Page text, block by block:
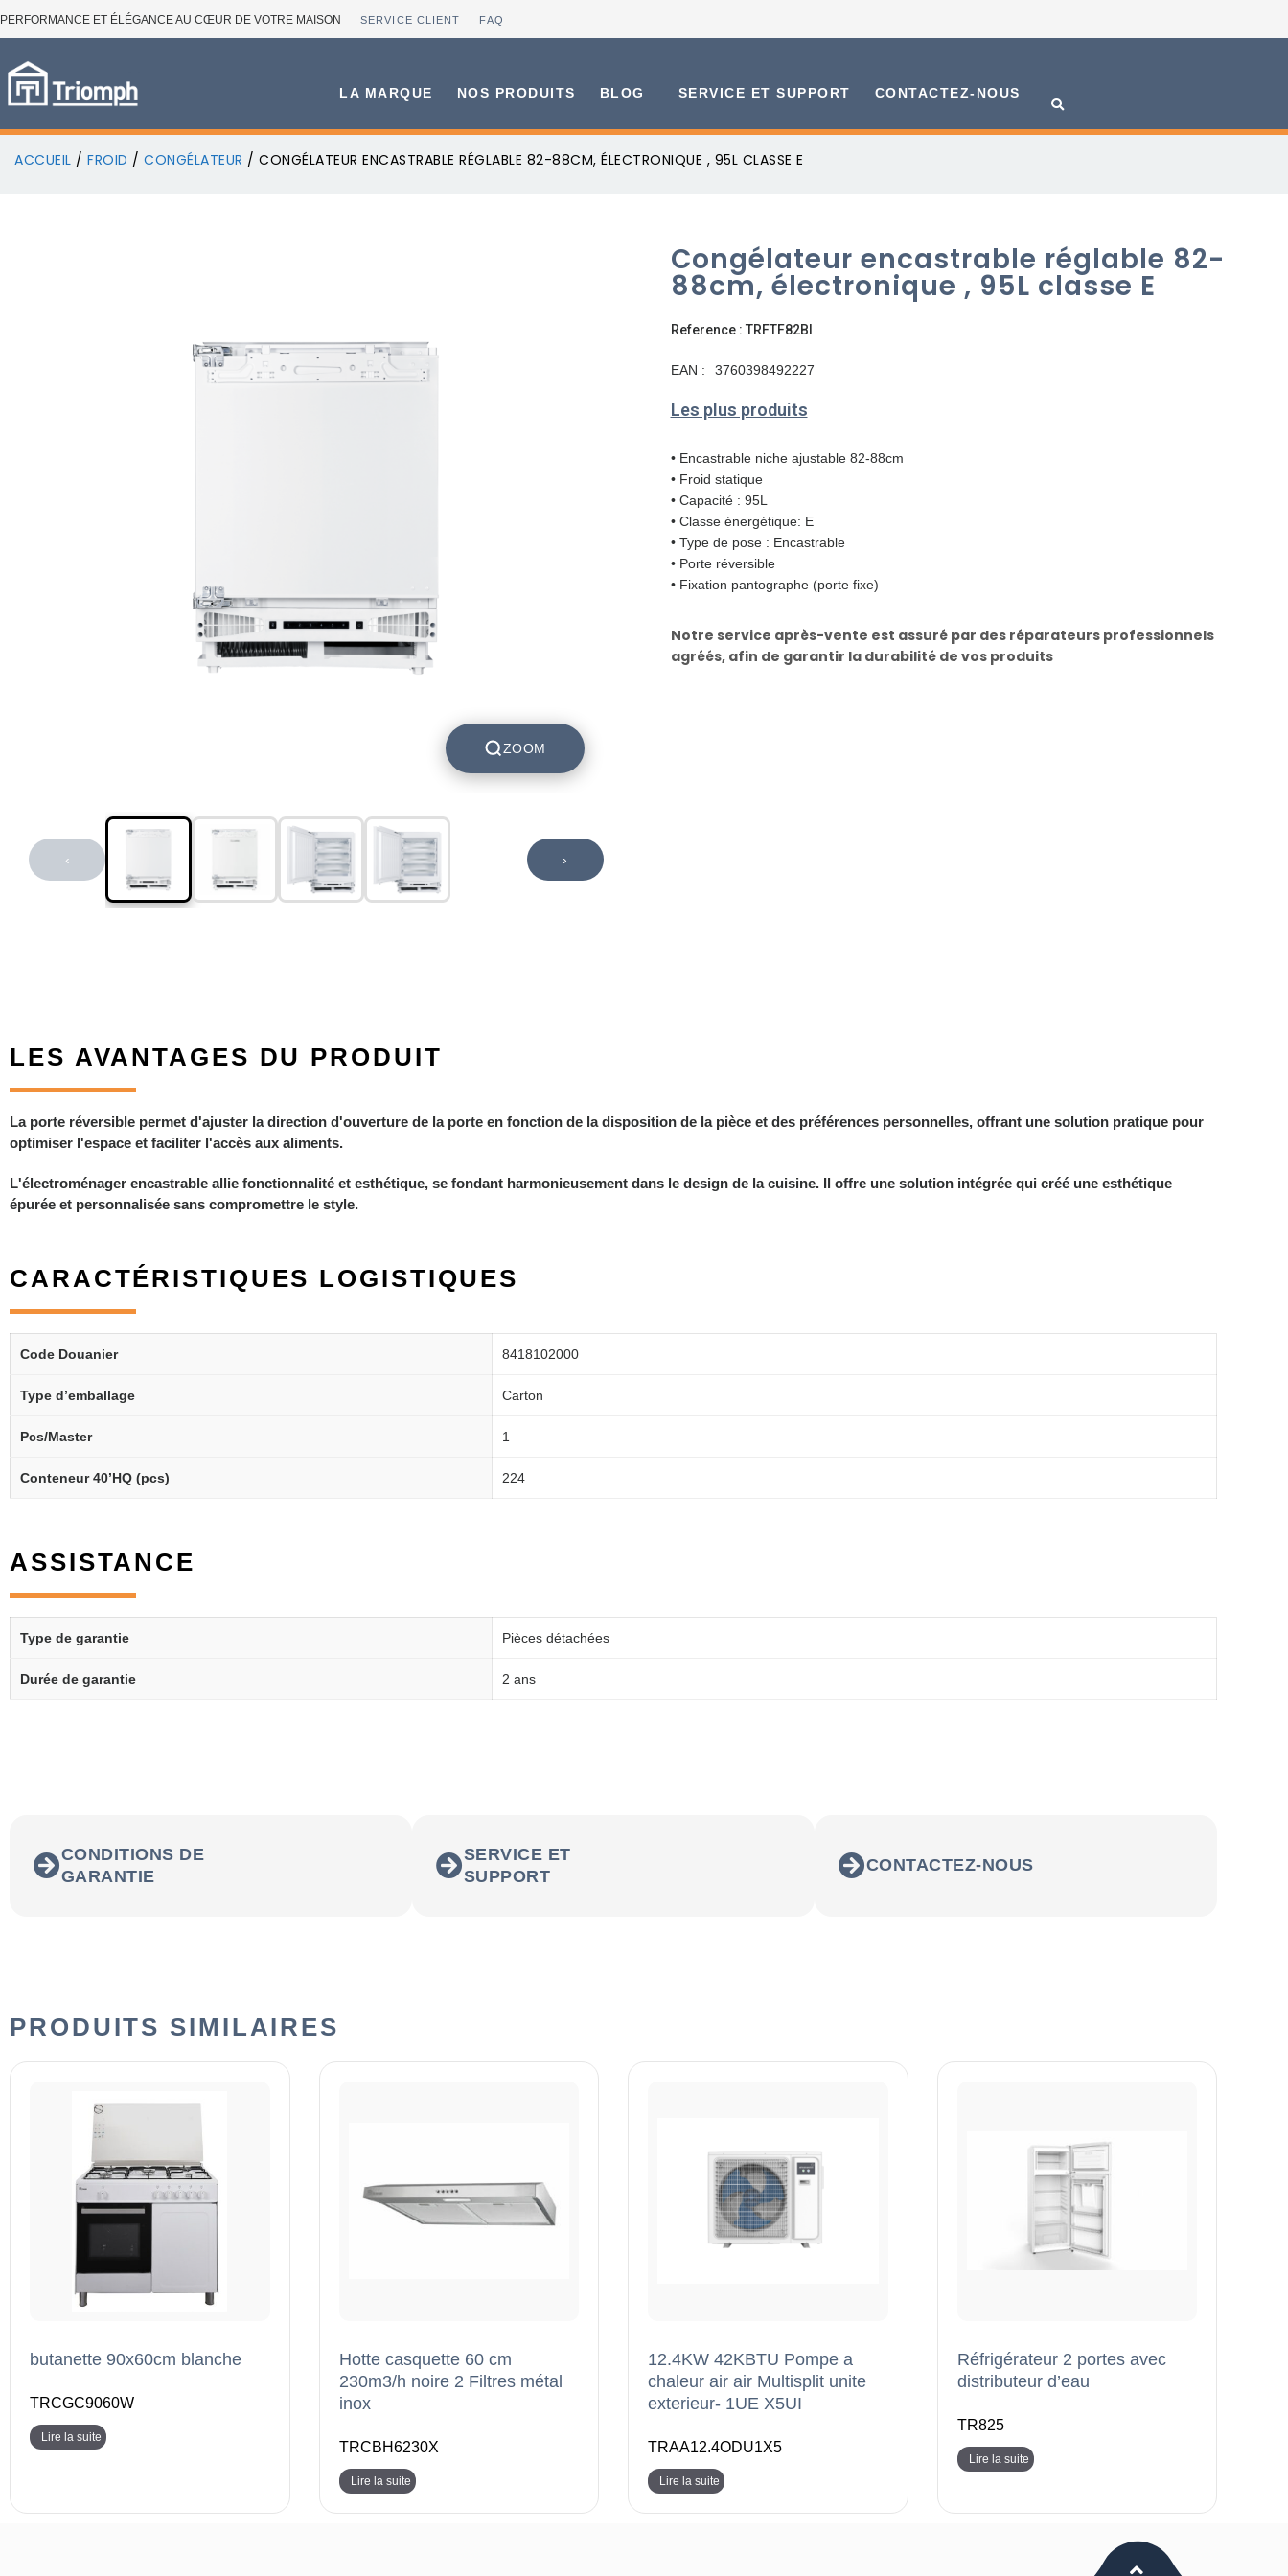
PERFORMANCE ET ÉLÉGANCE AU CŒUR DE VOTRE MAISON SERVICE CLIENT FAQ
LA MARQUE NOS PRODUITS BLOG SERVICE ET SUPPORT CONTACTEZ-NOUS
ACCUEIL / FROID / CONGÉLATEUR / CONGÉLATEUR ENCASTRABLE RÉGLABLE 82-88CM, ÉLECTRONIQUE , 95L CLASSE E
ZOOM
‹ ›
Congélateur encastrable réglable 82-
88cm, électronique , 95L classe E
Reference : TRFTF82BI
EAN : 3760398492227
Les plus produits
• Encastrable niche ajustable 82-88cm
• Froid statique
• Capacité : 95L
• Classe énergétique: E
• Type de pose : Encastrable
• Porte réversible
• Fixation pantographe (porte fixe)
Notre service après-vente est assuré par des réparateurs professionnels
agréés, afin de garantir la durabilité de vos produits
LES AVANTAGES DU PRODUIT
La porte réversible permet d'ajuster la direction d'ouverture de la porte en fonction de la disposition de la pièce et des préférences personnelles, offrant une solution pratique pour
optimiser l'espace et faciliter l'accès aux aliments.
L'électroménager encastrable allie fonctionnalité et esthétique, se fondant harmonieusement dans le design de la cuisine. Il offre une solution intégrée qui créé une esthétique
épurée et personnalisée sans compromettre le style.
CARACTÉRISTIQUES LOGISTIQUES
Code Douanier 8418102000
Type d’emballage Carton
Pcs/Master 1
Conteneur 40’HQ (pcs) 224
ASSISTANCE
Type de garantie Pièces détachées
Durée de garantie 2 ans
CONDITIONS DE
GARANTIE
SERVICE ET
SUPPORT
CONTACTEZ-NOUS
PRODUITS SIMILAIRES
butanette 90x60cm blanche
TRCGC9060W
Lire la suite
Hotte casquette 60 cm
230m3/h noire 2 Filtres métal
inox
TRCBH6230X
Lire la suite
12.4KW 42KBTU Pompe a
chaleur air air Multisplit unite
exterieur- 1UE X5UI
TRAA12.4ODU1X5
Lire la suite
Réfrigérateur 2 portes avec
distributeur d’eau
TR825
Lire la suite